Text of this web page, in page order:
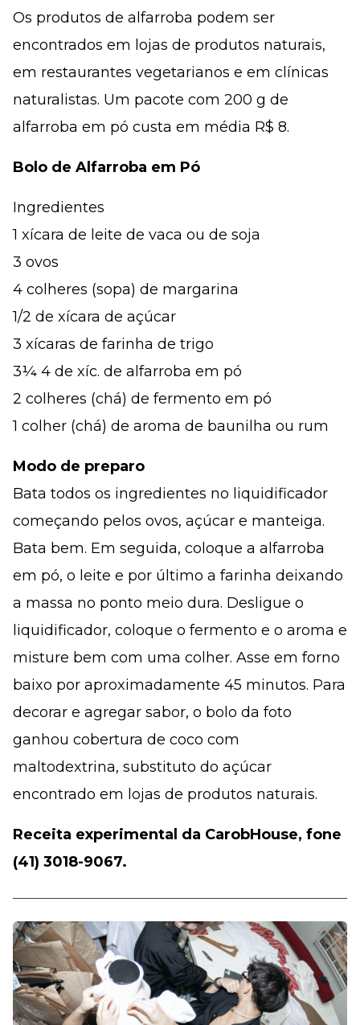
Os produtos de alfarroba podem ser
encontrados em lojas de produtos naturais,
em restaurantes vegetarianos e em clínicas
naturalistas. Um pacote com 200 g de
alfarroba em pó custa em média R$ 8.
Bolo de Alfarroba em Pó
Ingredientes
1 xícara de leite de vaca ou de soja
3 ovos
4 colheres (sopa) de margarina
1/2 de xícara de açúcar
3 xícaras de farinha de trigo
3¼ 4 de xíc. de alfarroba em pó
2 colheres (chá) de fermento em pó
1 colher (chá) de aroma de baunilha ou rum
Modo de preparo
Bata todos os ingredientes no liquidificador
começando pelos ovos, açúcar e manteiga.
Bata bem. Em seguida, coloque a alfarroba
em pó, o leite e por último a farinha deixando
a massa no ponto meio dura. Desligue o
liquidificador, coloque o fermento e o aroma e
misture bem com uma colher. Asse em forno
baixo por aproximadamente 45 minutos. Para
decorar e agregar sabor, o bolo da foto
ganhou cobertura de coco com
maltodextrina, substituto do açúcar
encontrado em lojas de produtos naturais.
Receita experimental da CarobHouse, fone
(41) 3018-9067.